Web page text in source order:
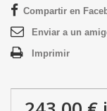
Compartir en
Enviar a un
Imprimir